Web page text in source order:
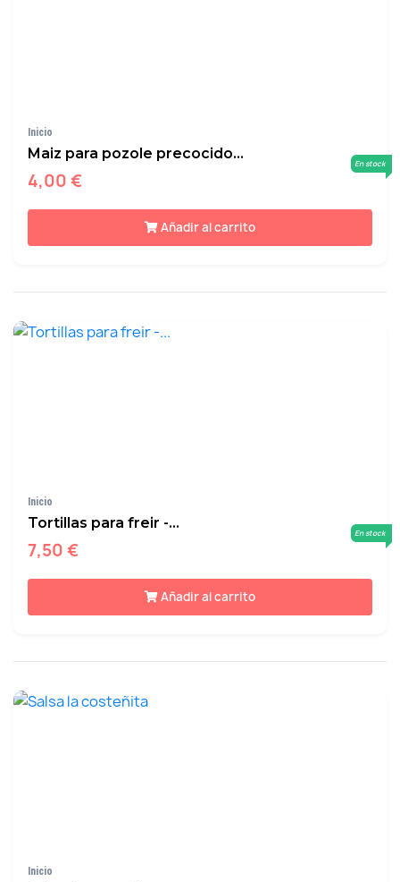
Inicio
Maiz para pozole precocido...
4,00 €
En stock
Añadir al carrito
Inicio
Tortillas para freir -...
7,50 €
En stock
Añadir al carrito
Inicio